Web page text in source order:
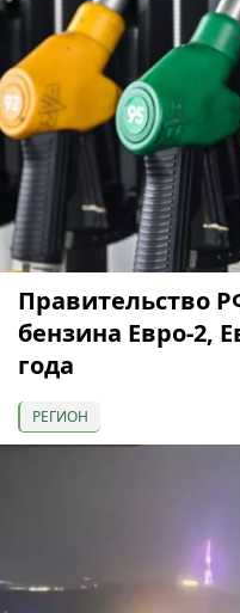
Правительство
бензина Евро-2,
года
РЕГИОН